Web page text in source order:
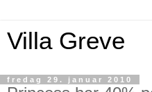
Villa Greve
fredag 29. januar 2010